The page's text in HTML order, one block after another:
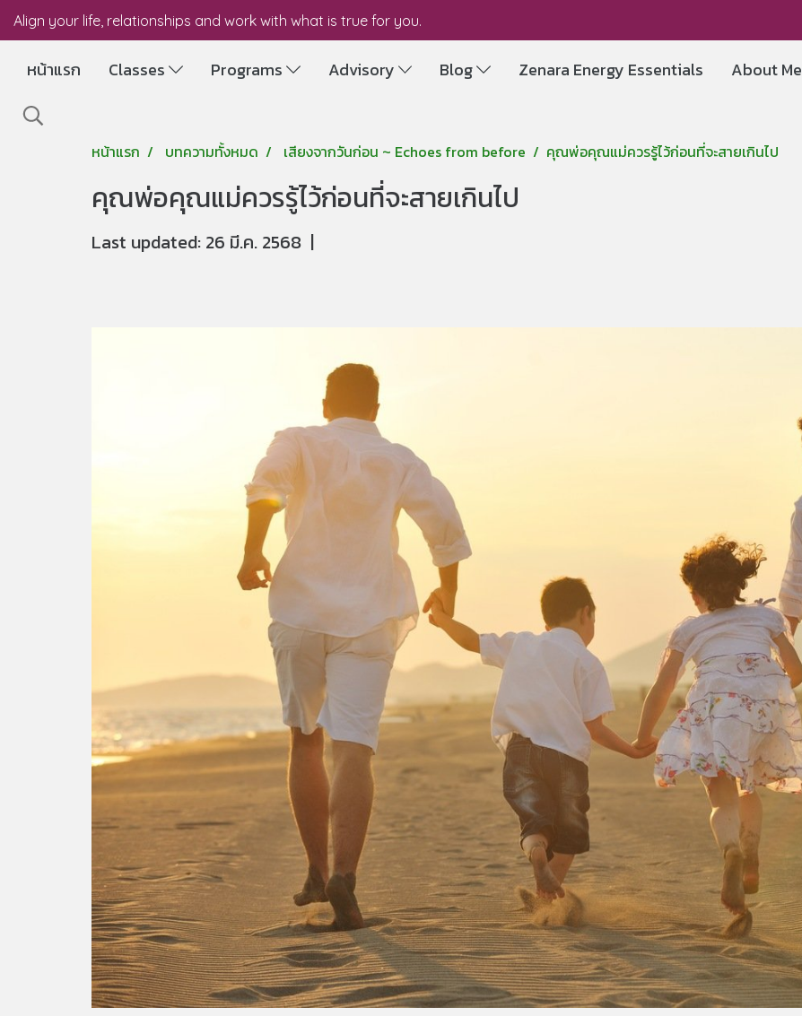
Align your life, relationships and work with what is true for you.
หน้าแรก Classes Programs Advisory Blog Zenara Energy Essentials About Me
หน้าแรก บทความทั้งหมด เสียงจากวันก่อน ~ Echoes from before ​คุณพ่อคุณแม่ควรรู้ไว้ก่อนที่จะสายเกินไป
​คุณพ่อคุณแม่ควรรู้ไว้ก่อนที่จะสายเกินไป
Last updated: 26 มี.ค. 2568 |